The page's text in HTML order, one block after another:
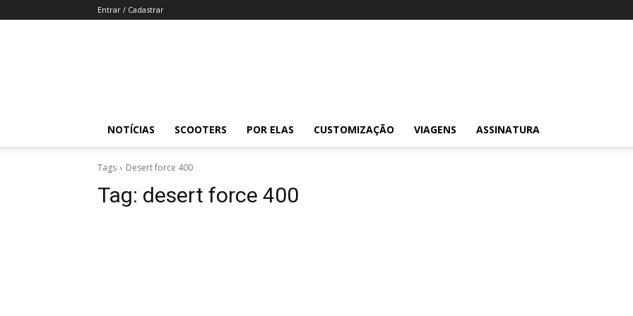
Entrar / Cadastrar
NOTÍCIAS SCOOTERS POR ELAS CUSTOMIZAÇÃO VIAGENS ASSINATURA
Tags Desert force 400
Tag: desert force 400